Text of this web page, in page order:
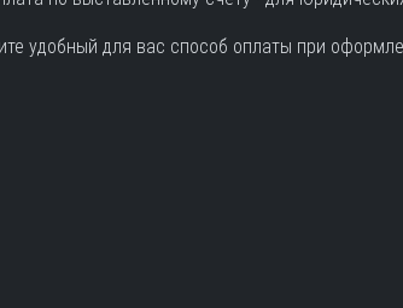
удобный для вас способ оплаты при